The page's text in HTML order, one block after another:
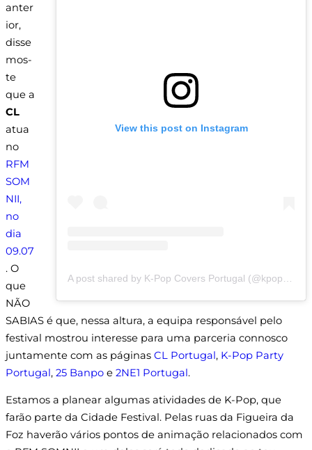
View this post on Instagram
anter
ior,
disse
mos-
te
que a
CL
atua
no
RFM
SOM
NII,
no
dia
09.07
. O
que
NÃO
SABIAS é que, nessa altura, a equipa responsável pelo
festival mostrou interesse para uma parceria connosco
juntamente com as páginas CL Portugal, K-Pop Party
Portugal, 25 Banpo e 2NE1 Portugal.
Estamos a planear algumas atividades de K-Pop, que
farão parte da Cidade Festival. Pelas ruas da Figueira da
Foz haverão vários pontos de animação relacionados com